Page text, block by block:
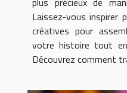
Laissez-vous inspirer
créatives pour
votre histoire tout en
Découvrez comment